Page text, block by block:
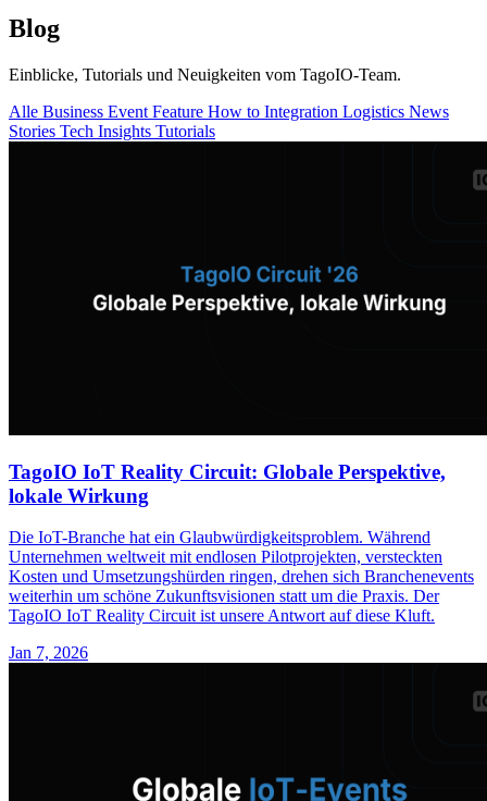
Blog
Einblicke, Tutorials und Neuigkeiten vom TagoIO-Team.
Alle Business Event Feature How to Integration Logistics News
Stories Tech Insights Tutorials
TagoIO IoT Reality Circuit: Globale Perspektive,
lokale Wirkung
Die IoT-Branche hat ein Glaubwürdigkeitsproblem. Während
Unternehmen weltweit mit endlosen Pilotprojekten, versteckten
Kosten und Umsetzungshürden ringen, drehen sich Branchenevents
weiterhin um schöne Zukunftsvisionen statt um die Praxis. Der
TagoIO IoT Reality Circuit ist unsere Antwort auf diese Kluft.
Jan 7, 2026